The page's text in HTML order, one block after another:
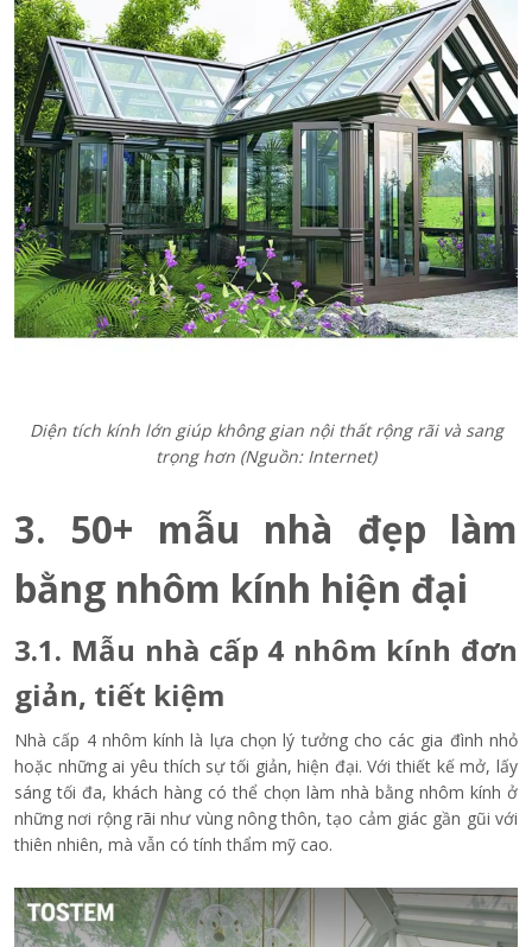
Diện tích kính lớn giúp không gian nội thất rộng rãi và sang
trọng hơn (Nguồn: Internet)
3. 50+ mẫu nhà đẹp làm
bằng nhôm kính hiện đại
3.1. Mẫu nhà cấp 4 nhôm kính đơn
giản, tiết kiệm
Nhà cấp 4 nhôm kính là lựa chọn lý tưởng cho các gia đình nhỏ
hoặc những ai yêu thích sự tối giản, hiện đại. Với thiết kế mở, lấy
sáng tối đa, khách hàng có thể chọn làm nhà bằng nhôm kính ở
những nơi rộng rãi như vùng nông thôn, tạo cảm giác gần gũi với
thiên nhiên, mà vẫn có tính thẩm mỹ cao.